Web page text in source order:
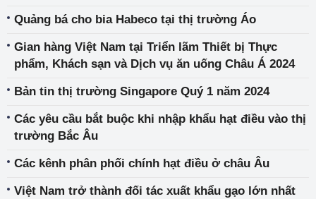
Quảng bá cho bia Habeco tại thị trường Áo
Gian hàng Việt Nam tại Triển lãm Thiết bị Thực
phẩm, Khách sạn và Dịch vụ ăn uống Châu Á 2024
Bản tin thị trường Singapore Quý 1 năm 2024
Các yêu cầu bắt buộc khi nhập khẩu hạt điều vào thị
trường Bắc Âu
Các kênh phân phối chính hạt điều ở châu Âu
Việt Nam trở thành đối tác xuất khẩu gạo lớn nhất